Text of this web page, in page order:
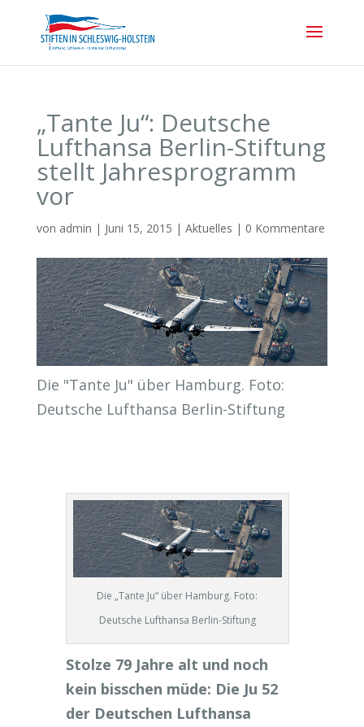
„Tante Ju“: Deutsche
Lufthansa Berlin-Stiftung
stellt Jahresprogramm
vor
von admin | Juni 15, 2015 | Aktuelles | 0 Kommentare
Die "Tante Ju" über Hamburg. Foto:
Deutsche Lufthansa Berlin-Stiftung
Die „Tante Ju“ über Hamburg. Foto:
Deutsche Lufthansa Berlin-Stiftung
Stolze 79 Jahre alt und noch
kein bisschen müde: Die Ju 52
der Deutschen Lufthansa